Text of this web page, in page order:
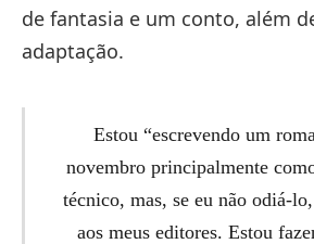
de fantasia e um conto, além
adaptação.
Estou “escrevendo um
novembro principalmente
técnico, mas, se eu não odiá-
aos meus editores. Estou